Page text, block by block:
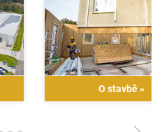
O stavbě»